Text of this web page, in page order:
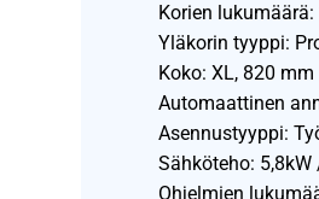
Korien lukumäärä:
Yläkorin tyyppi:
Koko: XL, 820 mm
Automaattinen
Asennustyyppi:
Sähköteho:
Ohjelmien